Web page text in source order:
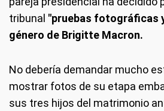
tribunal "pruebas fotográficas
género de Brigitte Macron.
No debería demandar mucho
mostrar fotos de su etapa
sus tres hijos del matrimonio